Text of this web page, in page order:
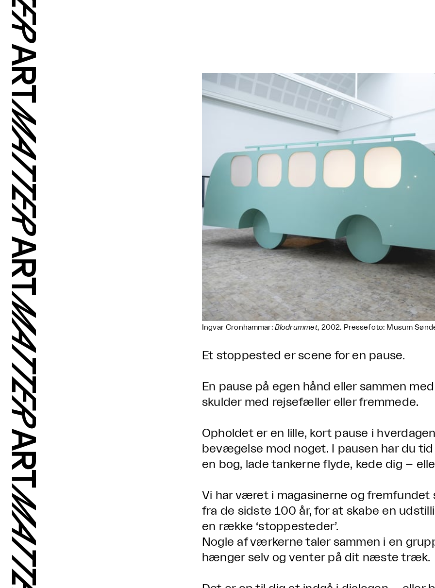
Ingvar Cronhammar: Blodrummet, 2002. Pressefoto: Musum
Et stoppested er scene for en pause.
En pause på egen hånd eller sammen
skulder med rejsefæller eller fremmede.
Opholdet er en lille, kort pause i
bevægelse mod noget. I pausen har du
en bog, lade tankerne flyde, kede dig –
Vi har været i magasinerne og fremfundet
fra de sidste 100 år, for at skabe en
en række ‘stoppesteder’.
Nogle af værkerne taler sammen i en
hænger selv og venter på dit næste træk.